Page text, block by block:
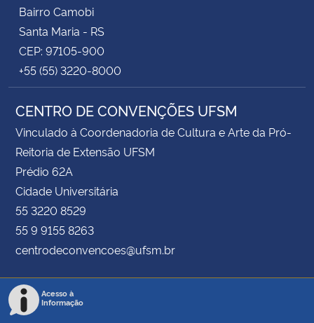
Bairro Camobi
Santa Maria - RS
CEP: 97105-900
+55 (55) 3220-8000
CENTRO DE CONVENÇÕES UFSM
Vinculado à Coordenadoria de Cultura e Arte da Pró-
Reitoria de Extensão UFSM
Prédio 62A
Cidade Universitária
55 3220 8529
55 9 9155 8263
centrodeconvencoes@ufsm.br
Acesso à
Informação